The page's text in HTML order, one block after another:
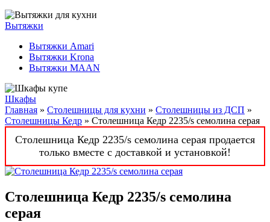
Вытяжки
Вытяжки Amari
Вытяжки Krona
Вытяжки MAAN
Шкафы
Главная » Столешницы для кухни » Столешницы из ДСП »
Столешницы Кедр » Столешница Кедр 2235/s семолина серая
Столешница Кедр 2235/s семолина серая продается
только вместе с доставкой и установкой!
Столешница Кедр 2235/s семолина
серая